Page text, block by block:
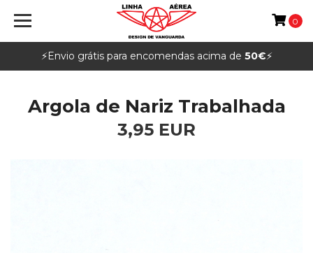
⚡️Envio grátis para encomendas acima de 50€⚡️
0
Argola de Nariz Trabalhada
3,95 EUR